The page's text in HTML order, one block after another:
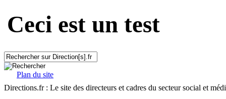
Ceci est un test
Plan du site
Directions.fr : Le site des directeurs et cadres du secteur social et